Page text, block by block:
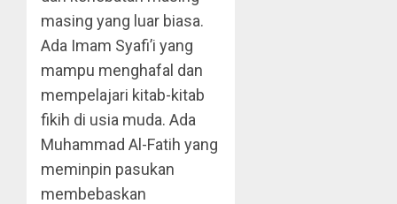
masing yang luar biasa.
Ada Imam Syafi’i yang
mampu menghafal dan
mempelajari kitab-kitab
fikih di usia muda. Ada
Muhammad Al-Fatih yang
meminpin pasukan
membebaskan